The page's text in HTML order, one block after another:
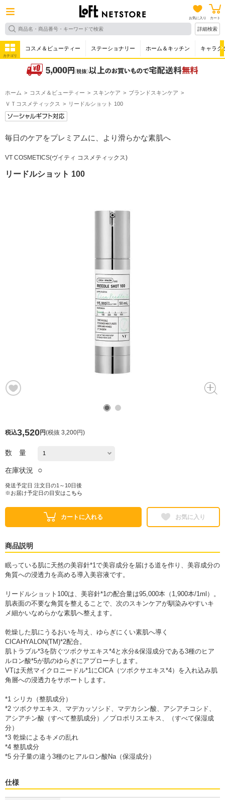
お気に入り カート
詳細検索
カテゴリ
コスメ＆ビューティー ステーショナリー ホーム＆キッチン キャラク
ホーム コスメ＆ビューティー スキンケア
ブランドスキンケア
ＶＴコスメティックス
リードルショット 100
毎日のケアをプレミアムに、より滑らかな素肌へ
VT COSMETICS(ヴイティ コスメティックス)
リードルショット 100
税込3,520円(税抜 3,200円)
数 量
在庫状況 ○
発送予定日 注文日の1～10日後
※お届け予定日の目安は こちら
カートに入れる お気に入り
商品説明
眠っている肌に天然の美容針*1で美容成分を届ける道を作り、美容成分の
角質への浸透力を高める導入美容液です。
リードルショット100は、美容針*1の配合量は95,000本（1,900本/1ml）。
肌表面の不要な角質を整えることで、次のスキンケアが馴染みやすいキ
メ細かいなめらかな素肌へ整えます。
乾燥した肌にうるおいを与え、ゆらぎにくい素肌へ導く
CICAHYALON(TM)*2配合。
肌トラブル*3を防ぐツボクサエキス*4と水分&保湿成分である3種のヒア
ルロン酸*5が肌のゆらぎにアプローチします。
VTは天然マイクロニードル*1にCICA（ツボクサエキス*4）を入れ込み肌
角層への浸透力をサポートします。
*1 シリカ（整肌成分）
*2 ツボクサエキス、マデカッソシド、マデカシン酸、アシアチコシド、
アシアチン酸（すべて整肌成分）／プロポリスエキス、（すべて保湿成
分）
*3 乾燥によるキメの乱れ
*4 整肌成分
*5 分子量の違う3種のヒアルロン酸Na（保湿成分）
仕様